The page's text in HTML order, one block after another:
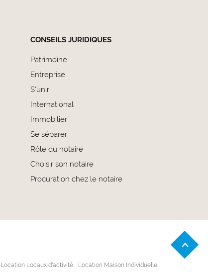
CONSEILS JURIDIQUES
Patrimoine
Entreprise
S'unir
International
Immobilier
Se séparer
Rôle du notaire
Choisir son notaire
Procuration chez le notaire
Location Locaux d'activité
Location Maison Individuelle